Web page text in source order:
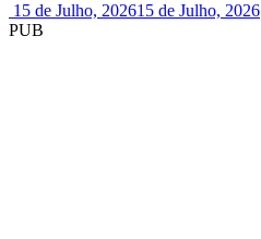
15 de Julho, 202615 de Julho, 2026
PUB